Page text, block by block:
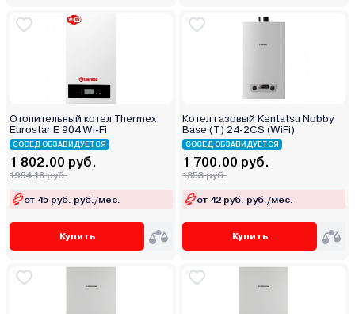
Отопительный котел Thermex
Eurostar E 904 Wi-Fi
СОСЕД ОБЗАВИДУЕТСЯ
1 802.00 руб.
1964.18 руб.
от 45 руб. руб./мес.
Купить
Котел газовый Kentatsu Nobby
Base (T) 24-2CS (WiFi)
СОСЕД ОБЗАВИДУЕТСЯ
1 700.00 руб.
1853 руб.
от 42 руб. руб./мес.
Купить